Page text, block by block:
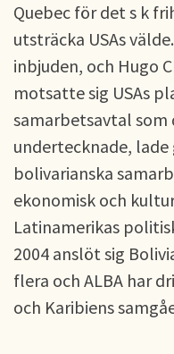
Quebec för det s k
utsträcka USAs
inbjuden, och Hugo
motsatte sig USAs
samarbetsavtal som
undertecknade,
bolivarianska
ekonomisk och
Latinamerikas
2004 anslöt sig
flera och ALBA har
och Karibiens